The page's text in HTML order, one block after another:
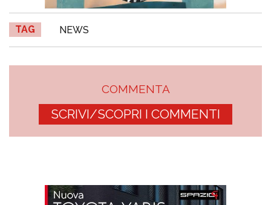
TAG NEWS
COMMENTA
SCRIVI/SCOPRI I COMMENTI